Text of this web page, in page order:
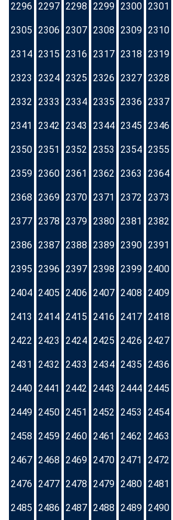
2296 2297 2298 2299 2300 2301
2305 2306 2307 2308 2309 2310
2314 2315 2316 2317 2318 2319
2323 2324 2325 2326 2327 2328
2332 2333 2334 2335 2336 2337
2341 2342 2343 2344 2345 2346
2350 2351 2352 2353 2354 2355
2359 2360 2361 2362 2363 2364
2368 2369 2370 2371 2372 2373
2377 2378 2379 2380 2381 2382
2386 2387 2388 2389 2390 2391
2395 2396 2397 2398 2399 2400
2404 2405 2406 2407 2408 2409
2413 2414 2415 2416 2417 2418
2422 2423 2424 2425 2426 2427
2431 2432 2433 2434 2435 2436
2440 2441 2442 2443 2444 2445
2449 2450 2451 2452 2453 2454
2458 2459 2460 2461 2462 2463
2467 2468 2469 2470 2471 2472
2476 2477 2478 2479 2480 2481
2485 2486 2487 2488 2489 2490